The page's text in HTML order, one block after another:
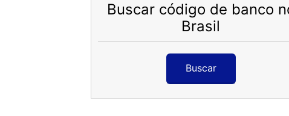
Buscar código de banco
Brasil
Buscar